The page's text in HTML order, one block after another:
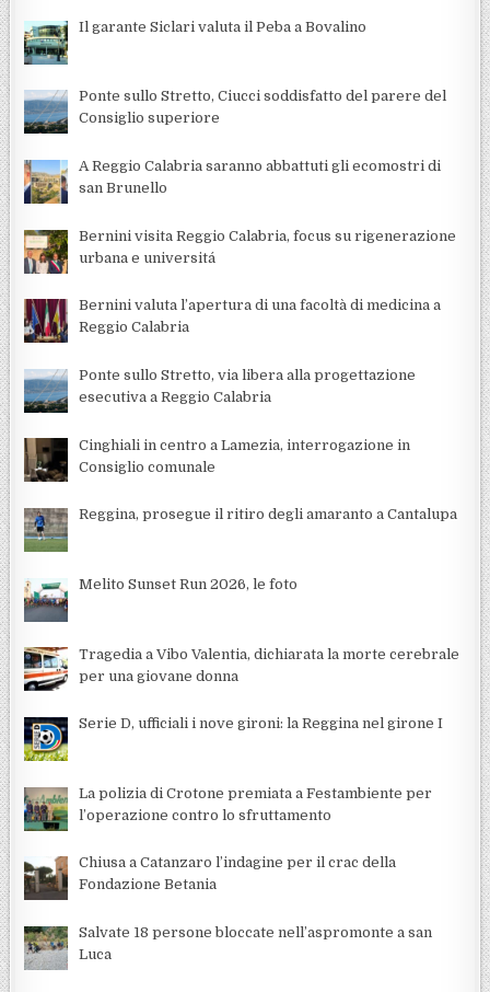
Il garante Siclari valuta il Peba a Bovalino
Ponte sullo Stretto, Ciucci soddisfatto del parere del
Consiglio superiore
A Reggio Calabria saranno abbattuti gli ecomostri di
san Brunello
Bernini visita Reggio Calabria, focus su rigenerazione
urbana e universitá
Bernini valuta l’apertura di una facoltà di medicina a
Reggio Calabria
Ponte sullo Stretto, via libera alla progettazione
esecutiva a Reggio Calabria
Cinghiali in centro a Lamezia, interrogazione in
Consiglio comunale
Reggina, prosegue il ritiro degli amaranto a Cantalupa
Melito Sunset Run 2026, le foto
Tragedia a Vibo Valentia, dichiarata la morte cerebrale
per una giovane donna
Serie D, ufficiali i nove gironi: la Reggina nel girone I
La polizia di Crotone premiata a Festambiente per
l’operazione contro lo sfruttamento
Chiusa a Catanzaro l’indagine per il crac della
Fondazione Betania
Salvate 18 persone bloccate nell’aspromonte a san
Luca